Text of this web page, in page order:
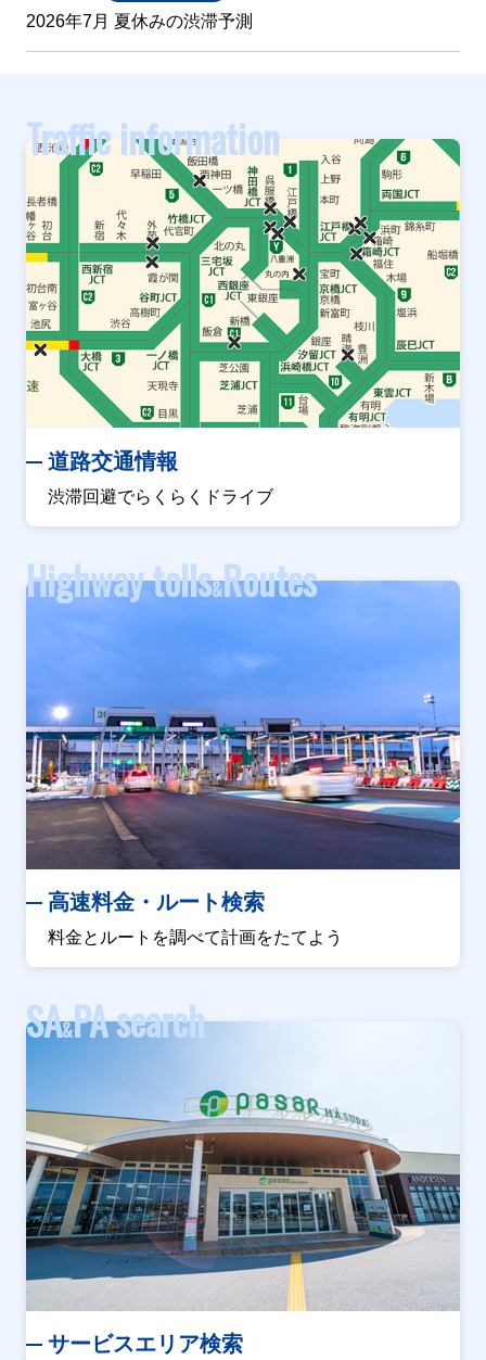
2026年7月 夏休みの渋滞予測
Traffic information
道路交通情報
渋滞回避でらくらくドライブ
Highway tolls&Routes
高速料金・ルート検索
料金とルートを調べて計画をたてよう
SA&PA search
サービスエリア検索